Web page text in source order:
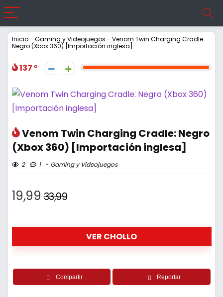
Inicio- Gaming y Videojuegos - Venom Twin Charging Cradle:
Negro (Xbox 360) [Importación inglesa]
137
Venom Twin Charging Cradle: Negro
(Xbox 360) [Importación inglesa]
2 1 Gaming y Videojuegos
19,99 33,99
VER CHOLLO
Compartir Reportar